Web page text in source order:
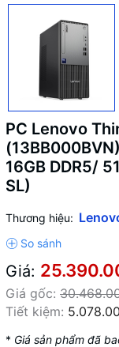
PC Lenovo
16GB DDR5/
SL)
Thương hiệu:
Giá:
Giá gốc:
Tiết kiệm:
* Giá sản phẩm đã